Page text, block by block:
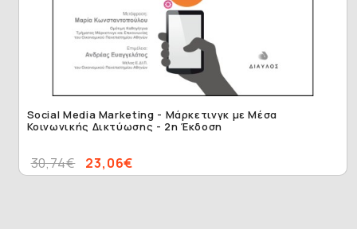
Social Media Marketing - Μάρκετινγκ με Μέσα
Κοινωνικής Δικτύωσης - 2η Έκδοση
23,06€
30,74€